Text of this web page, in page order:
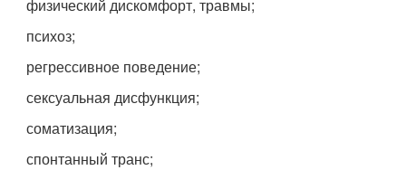
физический дискомфорт, травмы;
психоз;
регрессивное поведение;
сексуальная дисфункция;
соматизация;
спонтанный транс;